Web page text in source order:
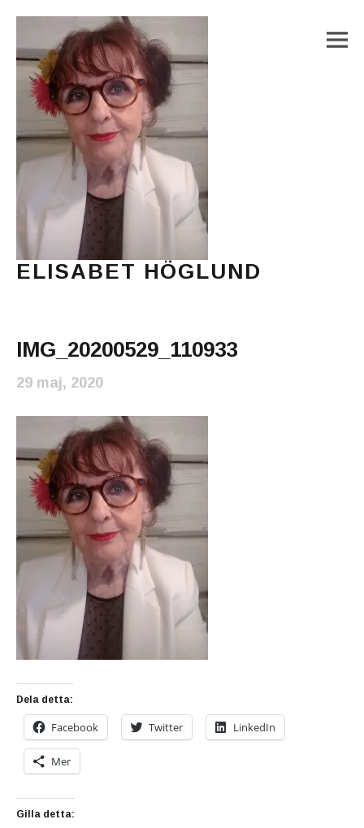
ELISABET HÖGLUND
IMG_20200529_110933
29 maj, 2020
Dela detta:
Facebook Twitter LinkedIn
Mer
Gilla detta: